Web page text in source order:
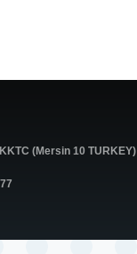
(Mersin 10 TURKEY)